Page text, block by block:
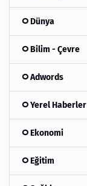
Dünya
Bilim - Çevre
Adwords
Yerel Haberler
Ekonomi
Eğitim